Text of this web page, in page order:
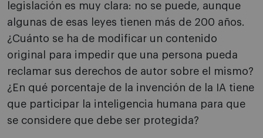
legislación es muy clara: no se puede, aunque
algunas de esas leyes tienen más de 200 años.
¿Cuánto se ha de modificar un contenido
original para impedir que una persona pueda
reclamar sus derechos de autor sobre el mismo?
¿En qué porcentaje de la invención de la IA tiene
que participar la inteligencia humana para que
se considere que debe ser protegida?